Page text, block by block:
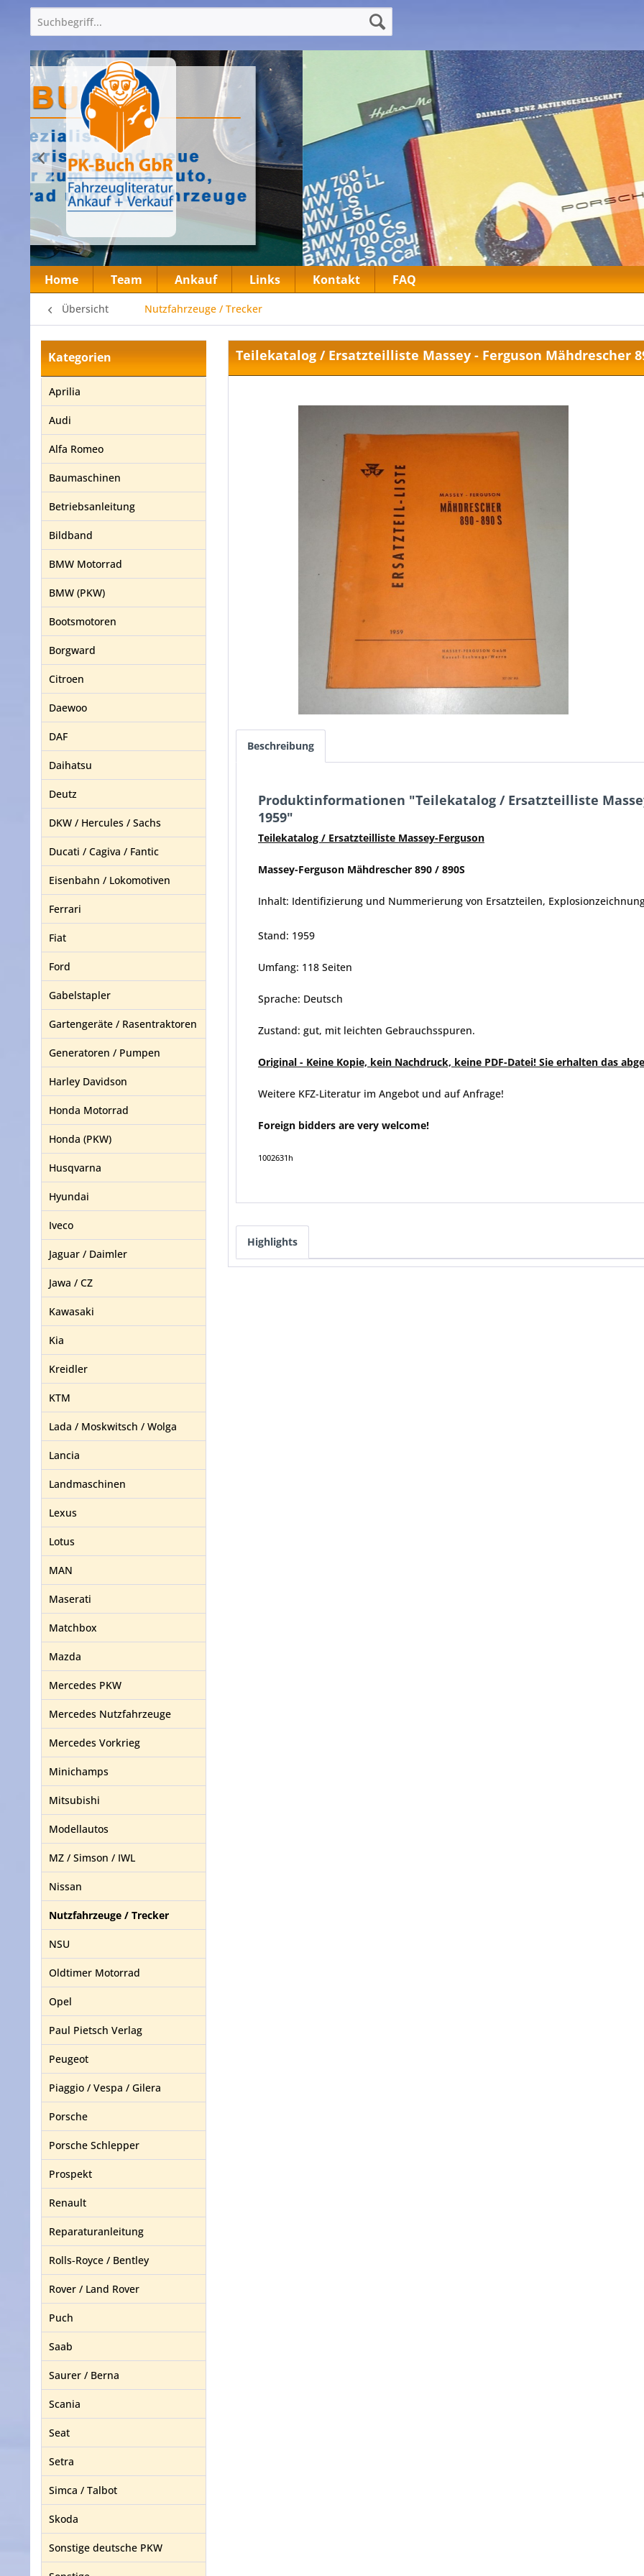
Home Team Ankauf Links Kontakt FAQ
Übersicht Nutzfahrzeuge / Trecker
Kategorien
Aprilia
Audi
Alfa Romeo
Baumaschinen
Betriebsanleitung
Bildband
BMW Motorrad
BMW (PKW)
Bootsmotoren
Borgward
Citroen
Daewoo
DAF
Daihatsu
Deutz
DKW / Hercules / Sachs
Ducati / Cagiva / Fantic
Eisenbahn / Lokomotiven
Ferrari
Fiat
Ford
Gabelstapler
Gartengeräte / Rasentraktoren
Generatoren / Pumpen
Harley Davidson
Honda Motorrad
Honda (PKW)
Husqvarna
Hyundai
Iveco
Jaguar / Daimler
Jawa / CZ
Kawasaki
Kia
Kreidler
KTM
Lada / Moskwitsch / Wolga
Lancia
Landmaschinen
Lexus
Lotus
MAN
Maserati
Matchbox
Mazda
Mercedes PKW
Mercedes Nutzfahrzeuge
Mercedes Vorkrieg
Minichamps
Mitsubishi
Modellautos
MZ / Simson / IWL
Nissan
Nutzfahrzeuge / Trecker
NSU
Oldtimer Motorrad
Opel
Paul Pietsch Verlag
Peugeot
Piaggio / Vespa / Gilera
Porsche
Porsche Schlepper
Prospekt
Renault
Reparaturanleitung
Rolls-Royce / Bentley
Rover / Land Rover
Puch
Saab
Saurer / Berna
Scania
Seat
Setra
Simca / Talbot
Skoda
Sonstige deutsche PKW
Teilekatalog / Ersatzteilliste Massey - Ferguson Mähdrescher
Beschreibung
Produktinformationen "Teilekatalog / Ersatzteilliste
1959"
Teilekatalog / Ersatzteilliste Massey-Ferguson
Massey-Ferguson Mähdrescher 890 / 890S
Inhalt: Identifizierung und Nummerierung von Ersatzteilen,
Stand: 1959
Umfang: 118 Seiten
Sprache: Deutsch
Zustand: gut, mit leichten Gebrauchsspuren.
Original - Keine Kopie, kein Nachdruck, keine PDF-Datei! Sie erhalten das
Weitere KFZ-Literatur im Angebot und auf Anfrage!
Foreign bidders are very welcome!
1002631h
Highlights